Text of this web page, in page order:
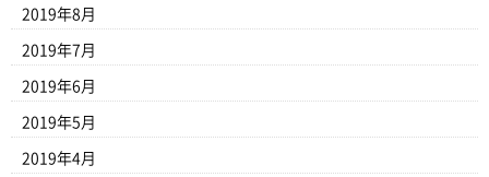
2019年8月
2019年7月
2019年6月
2019年5月
2019年4月